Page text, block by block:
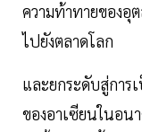
ความท้าทายของอุ
ไปยังตลาดโลก
และยกระดับสู่การ
ของอาเซียนในอน